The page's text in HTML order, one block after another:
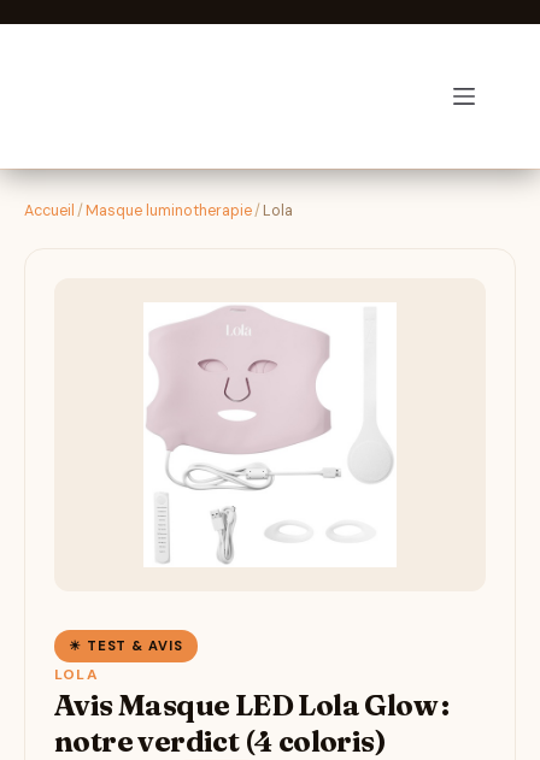
Accueil /Masque luminotherapie/Lola
☀ TEST & AVIS
LOLA
Avis Masque LED Lola Glow :
notre verdict (4 coloris)